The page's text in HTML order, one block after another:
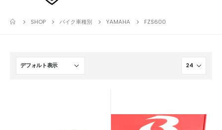
SHOP バイク車種別 YAMAHA FZS600